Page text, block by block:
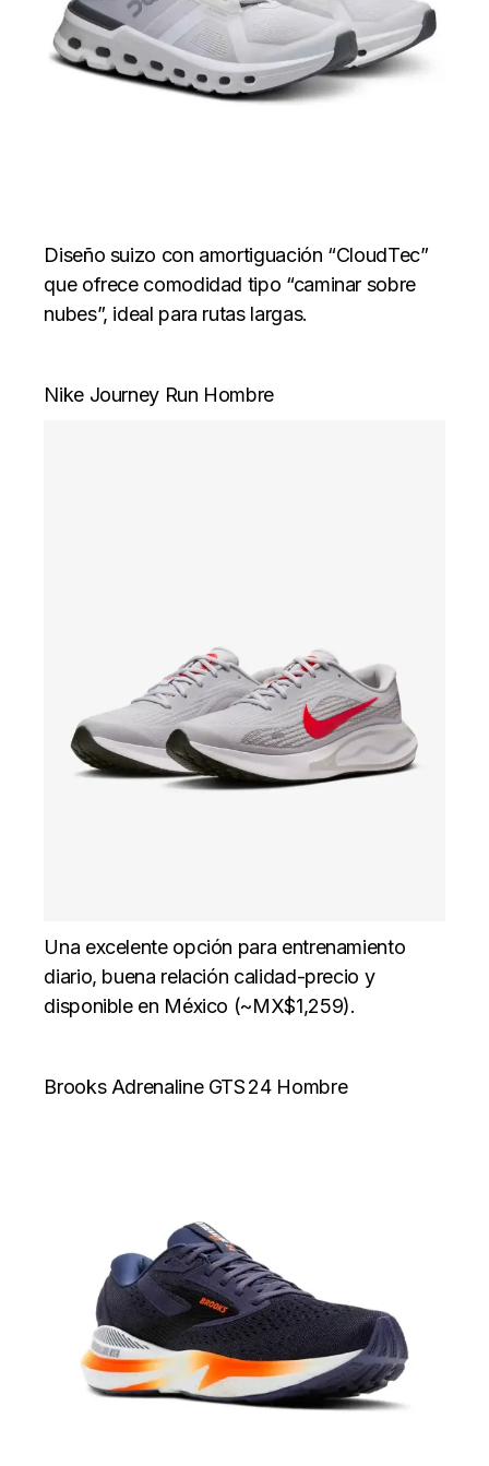
Diseño suizo con amortiguación “CloudTec”
que ofrece comodidad tipo “caminar sobre
nubes”, ideal para rutas largas.
Nike Journey Run Hombre
Una excelente opción para entrenamiento
diario, buena relación calidad-precio y
disponible en México (~MX$1,259).
Brooks Adrenaline GTS 24 Hombre